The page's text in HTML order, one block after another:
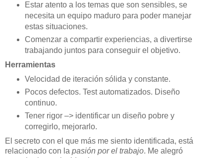
Estar atento a los temas que son sensibles, se
necesita un equipo maduro para poder manejar
estas situaciones.
Comenzar a compartir experiencias, a divertirse
trabajando juntos para conseguir el objetivo.
Herramientas
Velocidad de iteración sólida y constante.
Pocos defectos. Test automatizados. Diseño
continuo.
Tener rigor –> identificar un diseño pobre y
corregirlo, mejorarlo.
El secreto con el que más me siento identificada, está
relacionado con la pasión por el trabajo. Me alegró